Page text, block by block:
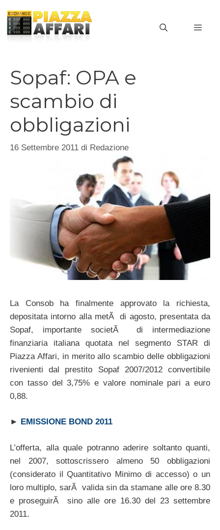
contenuto
Sopaf: OPA e
scambio di
obbligazioni
16 Settembre 2011 di Redazione
La Consob ha finalmente approvato la richiesta,
depositata intorno alla metÃ di agosto, presentata da
Sopaf, importante societÃ di intermediazione
finanziaria italiana quotata nel segmento STAR di
Piazza Affari, in merito allo scambio delle obbligazioni
rivenienti dal prestito Sopaf 2007/2012 convertibile
con tasso del 3,75% e valore nominale pari a euro
0,88.
► EMISSIONE BOND 2011
L’offerta, alla quale potranno aderire soltanto quanti,
nel 2007, sottoscrissero almeno 50 obbligazioni
(considerato il Quantitativo Minimo di accesso) o un
loro multiplo, sarÃ valida sin da stamane alle ore 8.30
e proseguirÃ sino alle ore 16.30 del 23 settembre
2011.